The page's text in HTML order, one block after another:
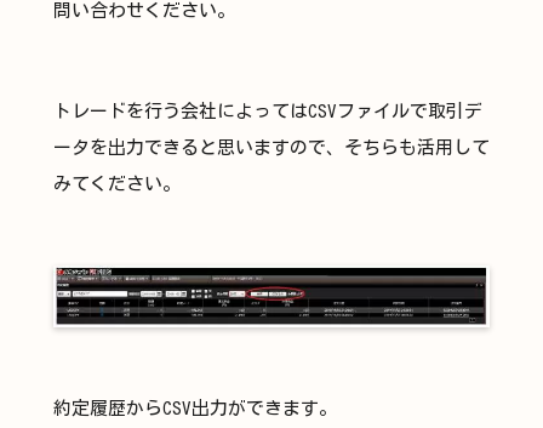
問い合わせください。
トレードを行う会社によってはCSVファイルで取引デ
ータを出力できると思いますので、そちらも活用して
みてください。
約定履歴からCSV出力ができます。